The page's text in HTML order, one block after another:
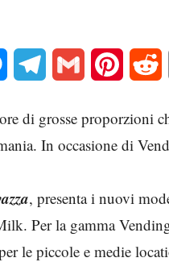
MessengerTelegram Gmail Pinterest
di grosse proporzioni
In occasione di
, presenta i nuovi
Per la gamma
le piccole e medie